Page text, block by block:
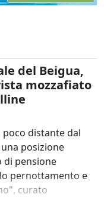
del Beigua,
mozzafiato
poco distante dal
posizione
di pensione
pernottamento e
curato